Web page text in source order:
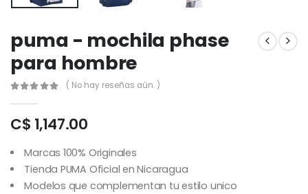
puma - mochila phase
para hombre
( No hay reseñas aún. )
C$ 1,147.00
Marcas 100% Originales
Tienda PUMA Oficial en Nicaragua
Modelos que complementan tu estilo unico